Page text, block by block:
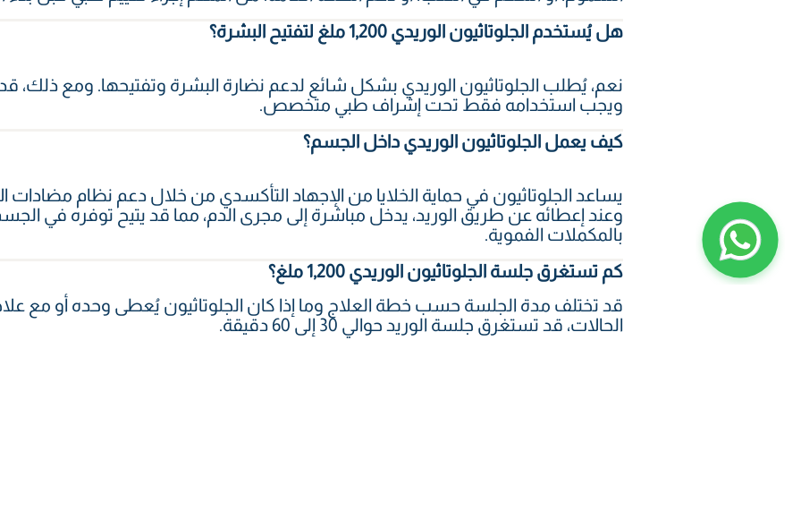
هل يُستخدم الجلوتاثيون الوريدي 1,200 ملغ لتفتيح البشرة؟
نعم، يُطلب الجلوتاثيون الوريدي بشكل شائع لدعم نضارة البشرة وتفتيحها. ومع ذلك،
ويجب استخدامه فقط تحت إشراف طبي متخصص.
كيف يعمل الجلوتاثيون الوريدي داخل الجسم؟
يساعد الجلوتاثيون في حماية الخلايا من الإجهاد التأكسدي من خلال دعم نظام
وعند إعطائه عن طريق الوريد، يدخل مباشرة إلى مجرى الدم، مما قد يتيح توفره في
بالمكملات الفموية.
كم تستغرق جلسة الجلوتاثيون الوريدي 1,200 ملغ؟
قد تختلف مدة الجلسة حسب خطة العلاج وما إذا كان الجلوتاثيون يُعطى وحده أو مع
الحالات، قد تستغرق جلسة الوريد حوالي 30 إلى 60 دقيقة.